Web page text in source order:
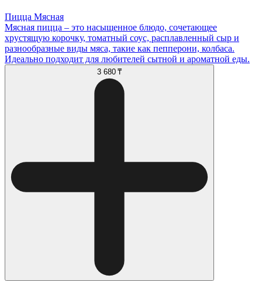
Пицца Мясная
Мясная пицца – это насыщенное блюдо, сочетающее
хрустящую корочку, томатный соус, расплавленный сыр и
разнообразные виды мяса, такие как пепперони, колбаса.
Идеально подходит для любителей сытной и ароматной еды.
3 680 ₸